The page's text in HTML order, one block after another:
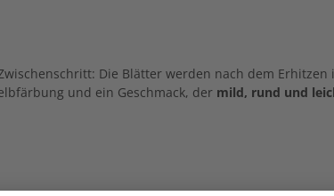
Die Blätter werden nach dem
und ein Geschmack, der mild, rund und